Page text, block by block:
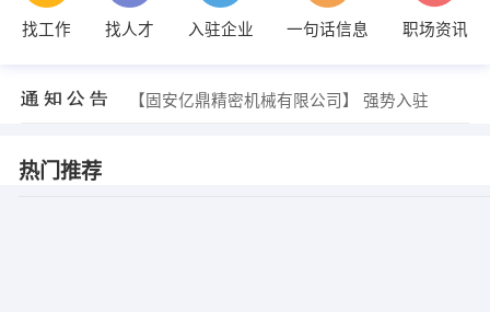
找工作 找人才 入驻企业 一句话信息
职场资讯
【固安亿鼎精密机械有限公司】 强势入驻
热门推荐